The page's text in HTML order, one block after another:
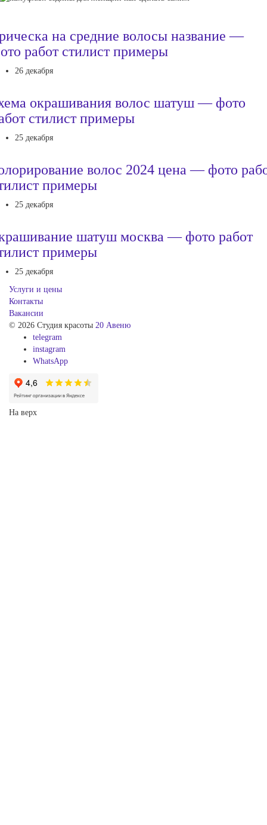
на средние волосы название —
работ стилист примеры
26 декабря
окрашивания волос шатуш — фото
стилист примеры
25 декабря
волос 2024 цена — фото
примеры
25 декабря
шатуш москва — фото работ
примеры
25 декабря
Услуги и цены
Контакты
Вакансии
© 2026 Студия красоты 20 Авеню
telegram
instagram
WhatsApp
На верх